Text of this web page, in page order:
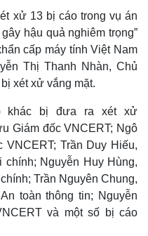
Biển đảo
xử 13 bị cáo trong vụ án
hậu quả nghiêm trọng”
cấp máy tính Việt Nam
Thị Thanh Nhàn, Chủ
xét xử vắng mặt.
khác bị đưa ra xét xử
Giám đốc VNCERT; Ngô
VNCERT; Trần Duy Hiếu,
Nguyễn Huy Hùng,
Trần Nguyên Chung,
toàn thông tin; Nguyễn
và một số bị cáo